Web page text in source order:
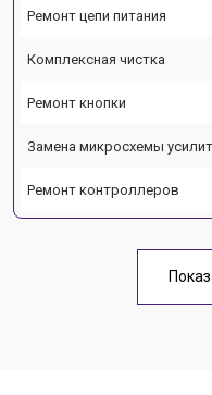
Ремонт цепи питания
Комплексная чистка
Ремонт кнопки
Замена микросхемы
Ремонт контроллеров